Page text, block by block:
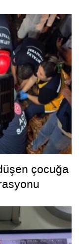
çocuğa